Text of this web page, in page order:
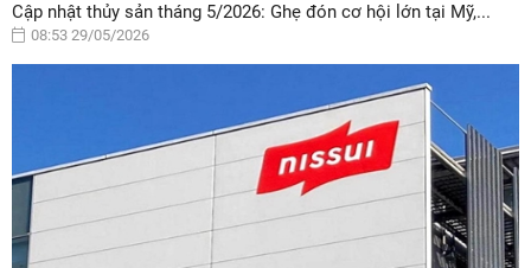
Cập nhật thủy sản tháng 5/2026: Ghẹ đón cơ hội lớn tại Mỹ,...
08:53 29/05/2026